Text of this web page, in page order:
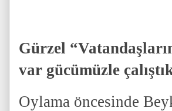
Gürzel
var gücümüzle
Oylama öncesinde